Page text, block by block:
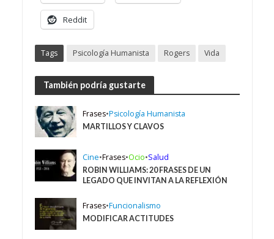
Reddit
Tags Psicología Humanista Rogers Vida
También podría gustarte
Frases•Psicología Humanista
MARTILLOS Y CLAVOS
Cine•Frases•Ocio•Salud
ROBIN WILLIAMS: 20 FRASES DE UN
LEGADO QUE INVITAN A LA REFLEXIÓN
Frases•Funcionalismo
MODIFICAR ACTITUDES